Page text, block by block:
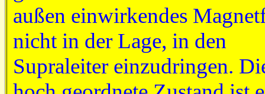
außen einwirkendes
nicht in der Lage, in den
Supraleiter einzudringen.